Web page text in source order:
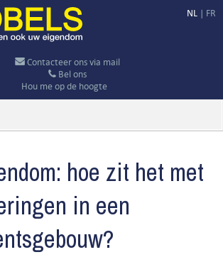
NL | FR
Contacteer ons via mail
Bel ons
Hou me op de hoogte
hoe zit het met
in een